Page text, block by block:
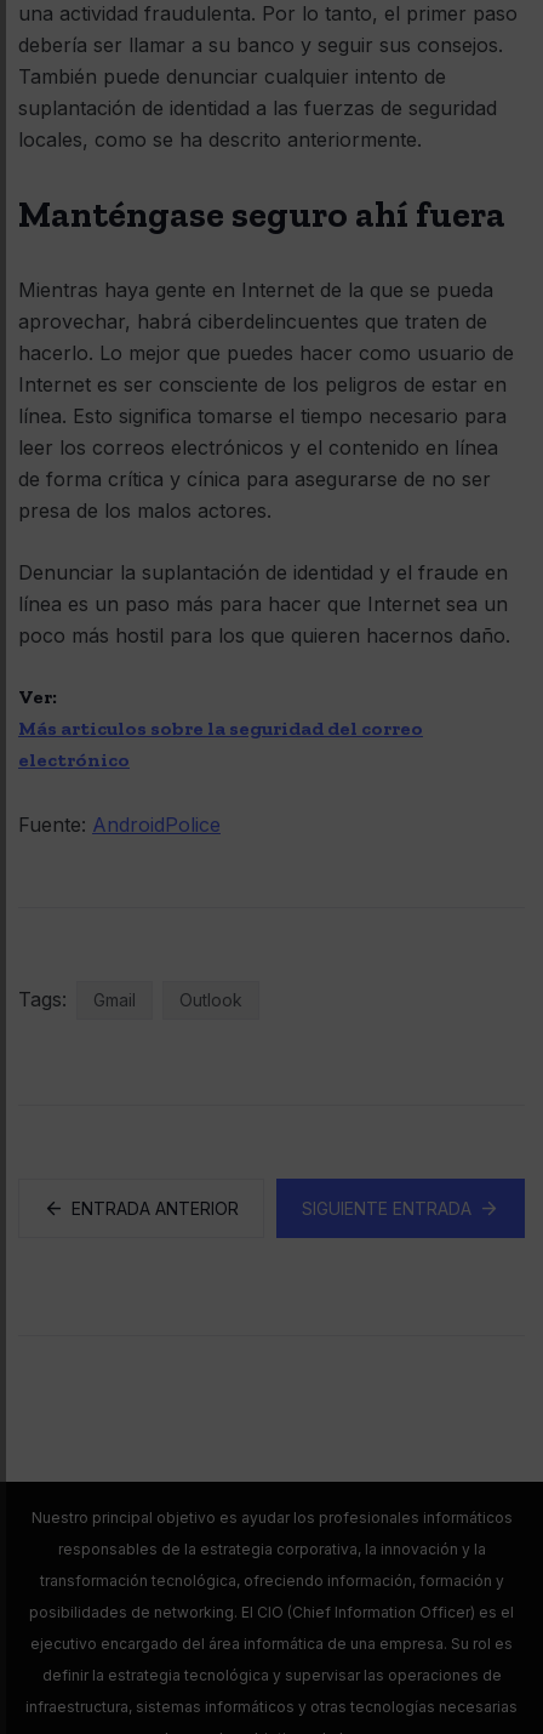
una actividad fraudulenta. Por lo tanto, el primer paso
debería ser llamar a su banco y seguir sus consejos.
También puede denunciar cualquier intento de
suplantación de identidad a las fuerzas de seguridad
locales, como se ha descrito anteriormente.
Manténgase seguro ahí fuera
Mientras haya gente en Internet de la que se pueda
aprovechar, habrá ciberdelincuentes que traten de
hacerlo. Lo mejor que puedes hacer como usuario de
Internet es ser consciente de los peligros de estar en
línea. Esto significa tomarse el tiempo necesario para
leer los correos electrónicos y el contenido en línea
de forma crítica y cínica para asegurarse de no ser
presa de los malos actores.
Denunciar la suplantación de identidad y el fraude en
línea es un paso más para hacer que Internet sea un
poco más hostil para los que quieren hacernos daño.
Ver:
Más articulos sobre la seguridad del correo
electrónico
Fuente: AndroidPolice
Tags: Gmail Outlook
ENTRADA ANTERIOR SIGUIENTE ENTRADA
Nuestro principal objetivo es ayudar los profesionales informáticos
responsables de la estrategia corporativa, la innovación y la
transformación tecnológica, ofreciendo información, formación y
posibilidades de networking. El CIO (Chief Information Officer) es el
ejecutivo encargado del área informática de una empresa. Su rol es
definir la estrategia tecnológica y supervisar las operaciones de
infraestructura, sistemas informáticos y otras tecnologías necesarias